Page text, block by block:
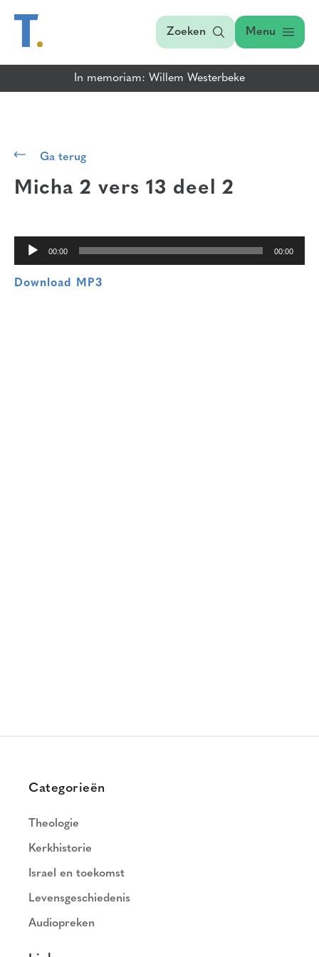
Zoeken Menu
In memoriam: Willem Westerbeke
Ga terug
Micha 2 vers 13 deel 2
00:00 00:00
Download MP3
Categorieën
Theologie
Kerkhistorie
Israel en toekomst
Levensgeschiedenis
Audiopreken